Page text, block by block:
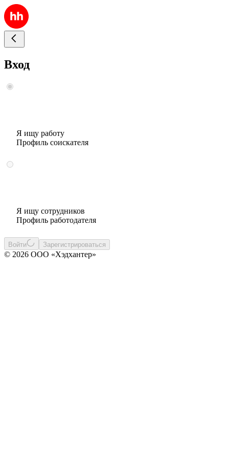
Вход
Я ищу работу
Профиль соискателя
Я ищу сотрудников
Профиль работодателя
Войти Зарегистрироваться
© 2026 ООО «Хэдхантер»